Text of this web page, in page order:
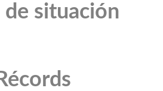
de situación